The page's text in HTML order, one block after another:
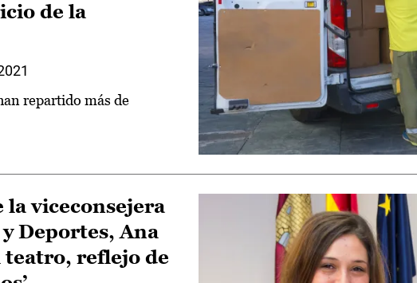
de la
repartido más de
la viceconsejera
Deportes, Ana
teatro, reflejo de